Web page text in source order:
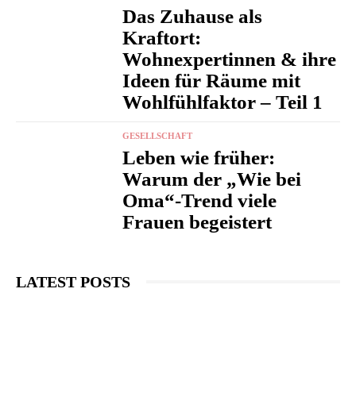
Das Zuhause als
Kraftort:
Wohnexpertinnen & ihre
Ideen für Räume mit
Wohlfühlfaktor – Teil 1
GESELLSCHAFT
Leben wie früher:
Warum der „Wie bei
Oma“-Trend viele
Frauen begeistert
LATEST POSTS